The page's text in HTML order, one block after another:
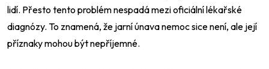
lidí. Přesto tento problém nespadá mezi oficiální lékařské
diagnózy. To znamená, že jarní únava nemoc sice není, ale její
příznaky mohou být nepříjemné.